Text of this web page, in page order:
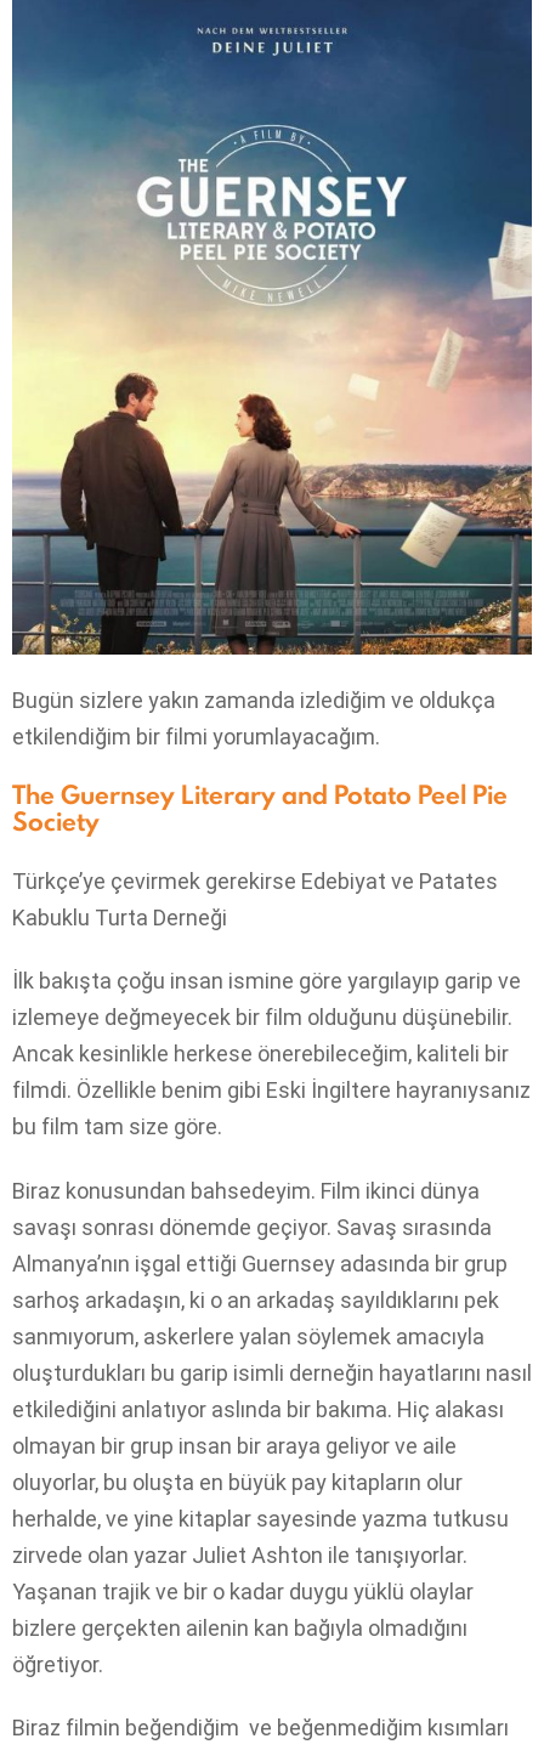
Bugün sizlere yakın zamanda izlediğim ve oldukça
etkilendiğim bir filmi yorumlayacağım.
The Guernsey Literary and Potato Peel Pie
Society
Türkçe’ye çevirmek gerekirse Edebiyat ve Patates
Kabuklu Turta Derneği
İlk bakışta çoğu insan ismine göre yargılayıp garip ve
izlemeye değmeyecek bir film olduğunu düşünebilir.
Ancak kesinlikle herkese önerebileceğim, kaliteli bir
filmdi. Özellikle benim gibi Eski İngiltere hayranıysanız
bu film tam size göre.
Biraz konusundan bahsedeyim. Film ikinci dünya
savaşı sonrası dönemde geçiyor. Savaş sırasında
Almanya’nın işgal ettiği Guernsey adasında bir grup
sarhoş arkadaşın, ki o an arkadaş sayıldıklarını pek
sanmıyorum, askerlere yalan söylemek amacıyla
oluşturdukları bu garip isimli derneğin hayatlarını nasıl
etkilediğini anlatıyor aslında bir bakıma. Hiç alakası
olmayan bir grup insan bir araya geliyor ve aile
oluyorlar, bu oluşta en büyük pay kitapların olur
herhalde, ve yine kitaplar sayesinde yazma tutkusu
zirvede olan yazar Juliet Ashton ile tanışıyorlar.
Yaşanan trajik ve bir o kadar duygu yüklü olaylar
bizlere gerçekten ailenin kan bağıyla olmadığını
öğretiyor.
Biraz filmin beğendiğim ve beğenmediğim kısımları